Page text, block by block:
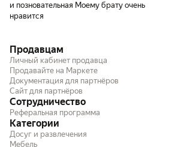
и позновательная Моему брату очень
нравится
Продавцам
Личный кабинет продавца
Продавайте на Маркете
Документация для партнёров
Сайт для партнёров
Сотрудничество
Реферальная программа
Категории
Досуг и развлечения
Мебель